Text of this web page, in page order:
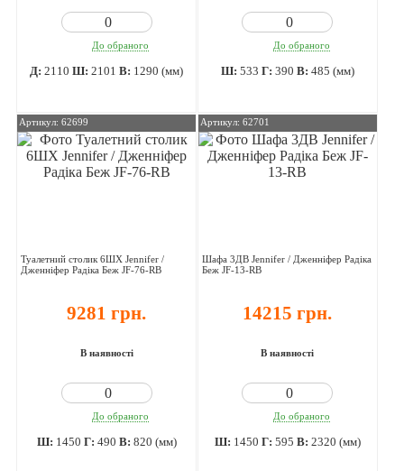
До обраного
Д:2110 Ш:2101 В: 1290 (мм)
До обраного
Ш: 533 Г: 390 В: 485 (мм)
Артикул: 62699
Туалетний столик 6ШХ Jennifer /
Дженніфер Радіка Беж JF-76-RB
9281 грн.
В наявності
До обраного
Ш: 1450 Г: 490 В: 820 (мм)
Артикул: 62701
Шафа 3ДВ Jennifer / Дженніфер Радіка
Беж JF-13-RB
14215 грн.
В наявності
До обраного
Ш: 1450 Г: 595 В: 2320 (мм)